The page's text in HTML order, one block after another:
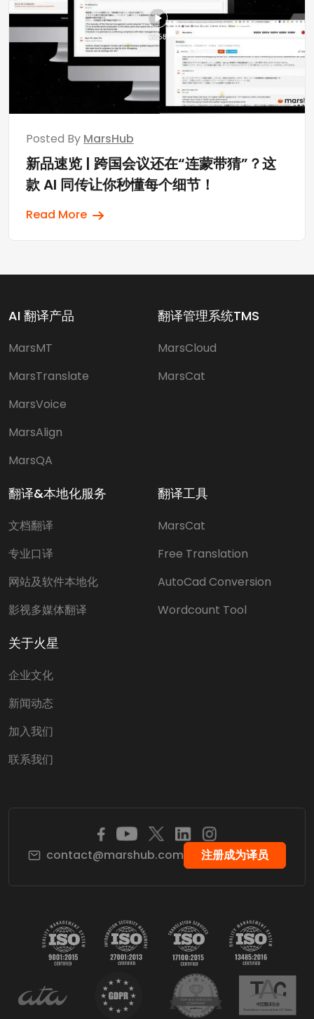
Posted By MarsHub
新品速览 | 跨国会议还在“连蒙带猜”？这
款 AI 同传让你秒懂每个细节！
Read More
AI 翻译产品
MarsMT
MarsTranslate
MarsVoice
MarsAlign
MarsQA
翻译管理系统TMS
MarsCloud
MarsCat
翻译&本地化服务
文档翻译
专业口译
网站及软件本地化
影视多媒体翻译
翻译工具
MarsCat
Free Translation
AutoCad Conversion
Wordcount Tool
关于火星
企业文化
新闻动态
加入我们
联系我们
contact@marshub.com 注册成为译员